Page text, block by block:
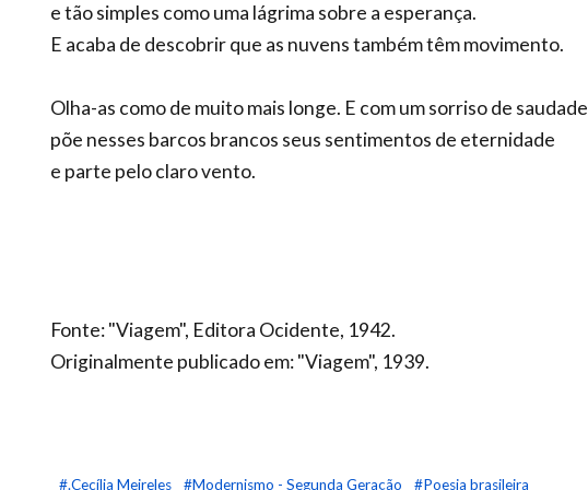
e tão simples como uma lágrima sobre a esperança.
E acaba de descobrir que as nuvens também têm movimento.
Olha-as como de muito mais longe. E com um sorriso de saudade
põe nesses barcos brancos seus sentimentos de eternidade
e parte pelo claro vento.
Fonte: "Viagem", Editora Ocidente, 1942.
Originalmente publicado em: "Viagem", 1939.
#.Cecília Meireles #Modernismo - Segunda Geração #Poesia brasileira